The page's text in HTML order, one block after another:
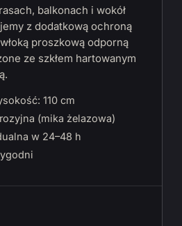
balkonach i wokół
z dodatkową ochroną
proszkową odporną
ze szkłem hartowanym
110 cm
(mika żelazowa)
w 24–48 h